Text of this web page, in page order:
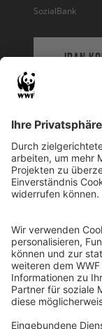
SozialBank
IBAN
WWF Deutschland
Reinhardtstr. 18
10117 Berlin
Ihre Spende
Registriert als
Justiz Berlin, Az:
Umsatzsteuer-